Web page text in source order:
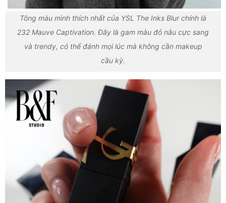
Tông màu mình thích nhất của YSL The Inks Blur chính là
232 Mauve Captivation. Đây là gam màu đỏ nâu cực sang
và trendy, có thể đánh mọi lúc mà không cần makeup
cầu kỳ.